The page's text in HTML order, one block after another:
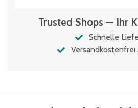
Trusted Shops — Ihr
Schnelle